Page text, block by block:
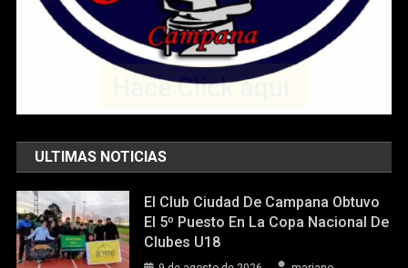
ULTIMAS NOTICIAS
El Club Ciudad De Campana Obtuvo
El 5º Puesto En La Copa Nacional De
Clubes U18